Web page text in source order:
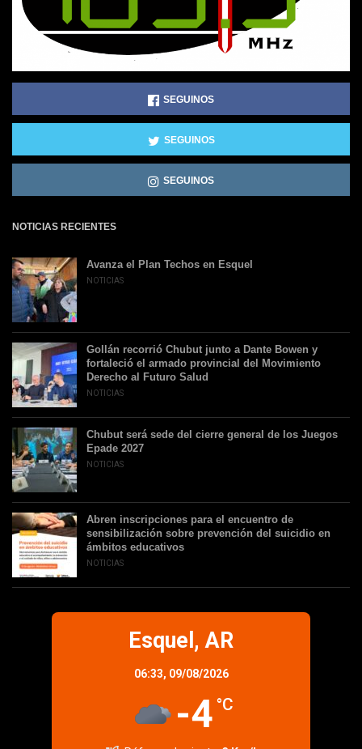
SEGUINOS
SEGUINOS
SEGUINOS
NOTICIAS RECIENTES
Avanza el Plan Techos en Esquel
NOTICIAS
Gollán recorrió Chubut junto a Dante Bowen y
fortaleció el armado provincial del Movimiento
Derecho al Futuro Salud
NOTICIAS
Chubut será sede del cierre general de los Juegos
Epade 2027
NOTICIAS
Abren inscripciones para el encuentro de
sensibilización sobre prevención del suicidio en
ámbitos educativos
NOTICIAS
Esquel, AR
06:33, 09/08/2026
-4 °C